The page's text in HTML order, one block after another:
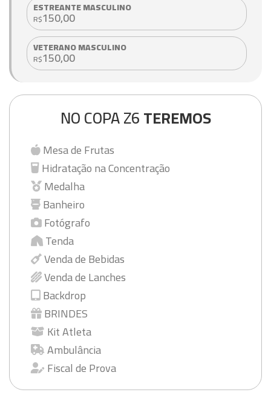
ESTREANTE MASCULINO
R$150,00
VETERANO MASCULINO
R$150,00
NO COPA Z6TEREMOS
Mesa de Frutas
Hidratação na Concentração
Medalha
Banheiro
Fotógrafo
Tenda
Venda de Bebidas
Venda de Lanches
Backdrop
BRINDES
Kit Atleta
Ambulância
Fiscal de Prova